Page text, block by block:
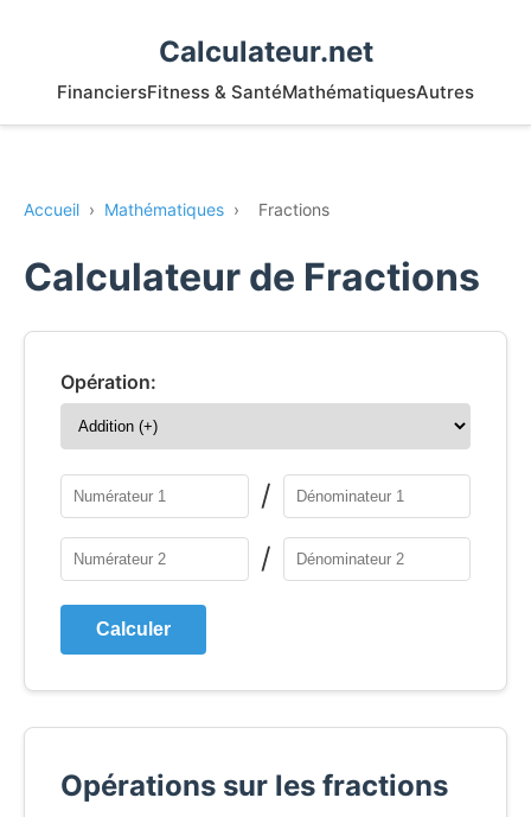
Calculateur.net
FinanciersFitness & SantéMathématiquesAutres
Accueil › Mathématiques › Fractions
Calculateur de Fractions
Opération:
/
/
Calculer
Opérations sur les fractions